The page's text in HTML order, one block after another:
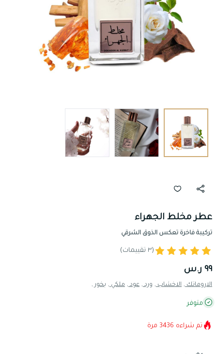
عطر مخلط الجهراء
تركيبة فاخرة تعكس الذوق الشرقي
(٣ تقييمات)
٩٩ ر.س
الاروماتك , الاخشاب , ورد , عود , ملكي , بخور ,
متوفر
تم شراءه 3436 مرة